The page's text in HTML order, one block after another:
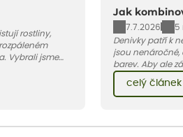
rostliny,
Vybrali jsme
horké a suché
které to jsou.
Jak
7.7.2026
5
Denivky patří k
jsou
barev. Aby ale
doplnit
jakými
celý článek